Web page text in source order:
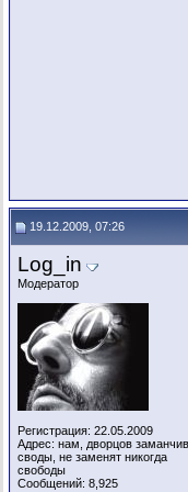
19.12.2009, 07:26
Log_in
Модератор
Регистрация: 22.05.2009
Адрес: нам, дворцов
своды, не заменят никогда
свободы
Сообщений: 8,925